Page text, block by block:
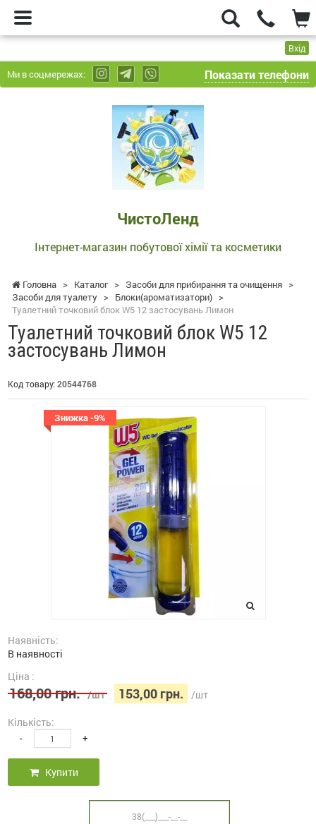
Вхід
Ми в соцмережах: Показати телефони
ЧистоЛенд
Інтернет-магазин побутової хімії та косметики
Головна > Каталог > Засоби для прибирання та очищення >
Засоби для туалету > Блоки(ароматизатори) >
Туалетний точковий блок W5 12 застосувань Лимон
Туалетний точковий блок W5 12
застосувань Лимон
Код товару: 20544768
Знижка -9%
Наявність:
В наявності
Ціна :
168,00 грн. /шт 153,00 грн. /шт
Кількість:
- +
Купити